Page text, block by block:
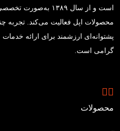
است و از سال ۱۳۸۹
محصولات اپل فعالیت می‌کند. تجربه
پشتوانه‌ای ارزشمند برای ارائه
گرامی است.
محصولات